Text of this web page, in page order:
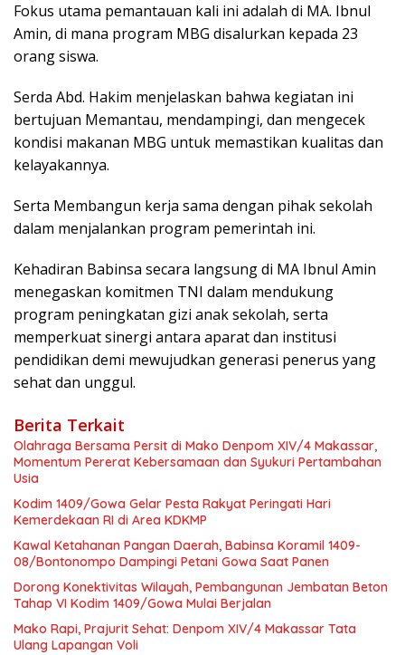
Fokus utama pemantauan kali ini adalah di MA. Ibnul
Amin, di mana program MBG disalurkan kepada 23
orang siswa.
Serda Abd. Hakim menjelaskan bahwa kegiatan ini
bertujuan Memantau, mendampingi, dan mengecek
kondisi makanan MBG untuk memastikan kualitas dan
kelayakannya.
Serta Membangun kerja sama dengan pihak sekolah
dalam menjalankan program pemerintah ini.
Kehadiran Babinsa secara langsung di MA Ibnul Amin
menegaskan komitmen TNI dalam mendukung
program peningkatan gizi anak sekolah, serta
memperkuat sinergi antara aparat dan institusi
pendidikan demi mewujudkan generasi penerus yang
sehat dan unggul.
Berita Terkait
Olahraga Bersama Persit di Mako Denpom XIV/4 Makassar,
Momentum Pererat Kebersamaan dan Syukuri Pertambahan
Usia
Kodim 1409/Gowa Gelar Pesta Rakyat Peringati Hari
Kemerdekaan RI di Area KDKMP
Kawal Ketahanan Pangan Daerah, Babinsa Koramil 1409-
08/Bontonompo Dampingi Petani Gowa Saat Panen
Dorong Konektivitas Wilayah, Pembangunan Jembatan Beton
Tahap VI Kodim 1409/Gowa Mulai Berjalan
Mako Rapi, Prajurit Sehat: Denpom XIV/4 Makassar Tata
Ulang Lapangan Voli